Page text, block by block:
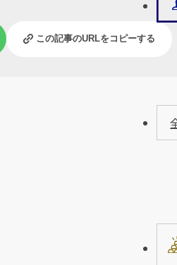
この記事のURLをコピーする